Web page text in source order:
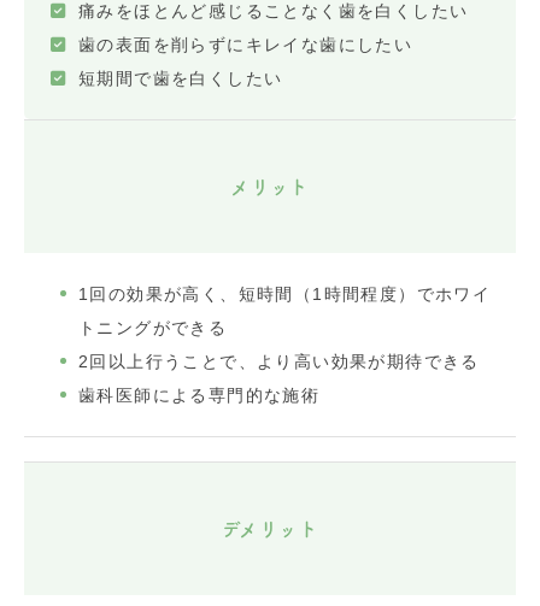
痛みをほとんど感じることなく歯を白くしたい
歯の表面を削らずにキレイな歯にしたい
短期間で歯を白くしたい
メリット
1回の効果が高く、短時間（1時間程度）でホワイ
トニングができる
2回以上行うことで、より高い効果が期待できる
歯科医師による専門的な施術
デメリット